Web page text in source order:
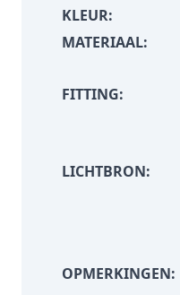
KLEUR:
MATERIAAL:
FITTING:
LICHTBRON:
OPMERKINGEN: